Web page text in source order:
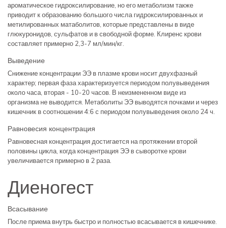
ароматическое гидроксилирование, но его метаболизм также
приводит к образованию большого числа гидроксилированных и
метилированных матаболитов, которые представлены в виде
глюкуронидов, сульфатов и в свободной форме. Клиренс крови
составляет примерно 2,3-7 мл/мин/кг.
Выведение
Снижение концентрации ЭЭ в плазме крови носит двухфазный
характер; первая фаза характеризуется периодом полувыведения
около часа, вторая - 10-20 часов. В неизмененном виде из
организма не выводится. Метаболиты ЭЭ выводятся почками и через
кишечник в соотношении 4:6 с периодом полувыведения около 24 ч.
Равновесия концентрация
Равновесная концентрация достигается на протяжении второй
половины цикла, когда концентрация ЭЭ в сыворотке крови
увеличивается примерно в 2 раза.
Диеногест
Всасывание
После приема внутрь быстро и полностью всасывается в кишечнике.